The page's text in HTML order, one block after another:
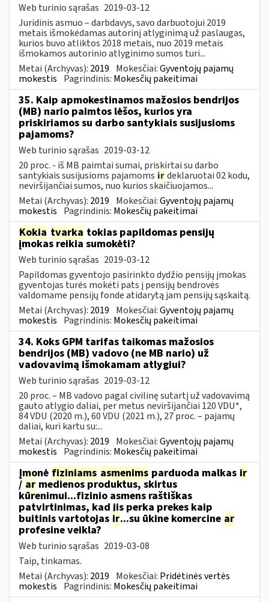
Web turinio sąrašas 2019-03-12
Juridinis asmuo – darbdavys, savo darbuotojui 2019
metais išmokėdamas autorinį atlyginimą už paslaugas,
kurios buvo atliktos 2018 metais, nuo 2019 metais
išmokamos autorinio atlyginimo sumos turi...
Metai (Archyvas): 2019 Mokesčiai:Gyventojų pajamų
mokestis Pagrindinis: Mokesčių pakeitimai
35. Kaip apmokestinamos mažosios bendrijos
(MB) nario paimtos lėšos, kurios yra
priskiriamos su darbo santykiais susijusioms
pajamoms?
Web turinio sąrašas 2019-03-12
20 proc. - iš MB paimtai sumai, priskirtai su darbo
santykiais susijusioms pajamoms irdeklaruotai 02 kodu,
neviršijančiai sumos, nuo kurios skaičiuojamos...
Metai (Archyvas): 2019 Mokesčiai:Gyventojų pajamų
mokestis Pagrindinis: Mokesčių pakeitimai
Kokia tvarka tokias papildomas pensijų
įmokas reikia sumokėti?
Web turinio sąrašas 2019-03-12
Papildomas gyventojo pasirinkto dydžio pensijų įmokas
gyventojas turės mokėti pats į pensijų bendrovės
valdomame pensijų fonde atidarytą jam pensijų sąskaitą.
Metai (Archyvas): 2019 Mokesčiai:Gyventojų pajamų
mokestis Pagrindinis: Mokesčių pakeitimai
34. Koks GPM tarifas taikomas mažosios
bendrijos (MB) vadovo (ne MB nario) už
vadovavimą išmokamam atlygiui?
Web turinio sąrašas 2019-03-12
20 proc. – MB vadovo pagal civilinę sutartį už vadovavimą
gauto atlygio daliai, per metus neviršijančiai 120 VDU*,
84 VDU (2020 m.), 60 VDU (2021 m.), 27 proc. – pajamų
daliai, kuri kartu su:...
Metai (Archyvas): 2019 Mokesčiai:Gyventojų pajamų
mokestis Pagrindinis: Mokesčių pakeitimai
Įmonė fiziniams asmenims parduoda malkas ir
/ ar medienos produktus, skirtus
kūrenimui...fizinio asmens raštiškas
patvirtinimas, kad jis perka prekes kaip
buitinis vartotojas ir...su ūkine komercine ar
profesine veikla?
Web turinio sąrašas 2019-03-08
Taip, tinkamas.
Metai (Archyvas): 2019 Mokesčiai: Pridėtinės vertės
mokestis Pagrindinis: Mokesčių pakeitimai